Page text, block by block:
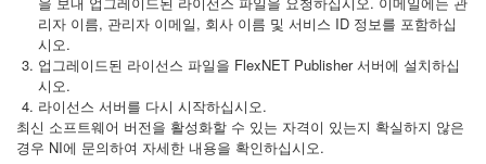
리자 이름, 관리자 이메일, 회사 이름 및 서비스 ID 정보를 포함하십
시오.
업그레이드된 라이선스 파일을 FlexNET Publisher 서버에 설치하십
시오.
라이선스 서버를 다시 시작하십시오.
최신 소프트웨어 버전을 활성화할 수 있는 자격이 있는지 확실하지 않은
경우 NI에 문의하여 자세한 내용을 확인하십시오.